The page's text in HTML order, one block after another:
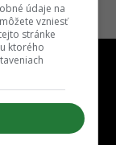
údaje na
vzniesť
stránke
ktorého